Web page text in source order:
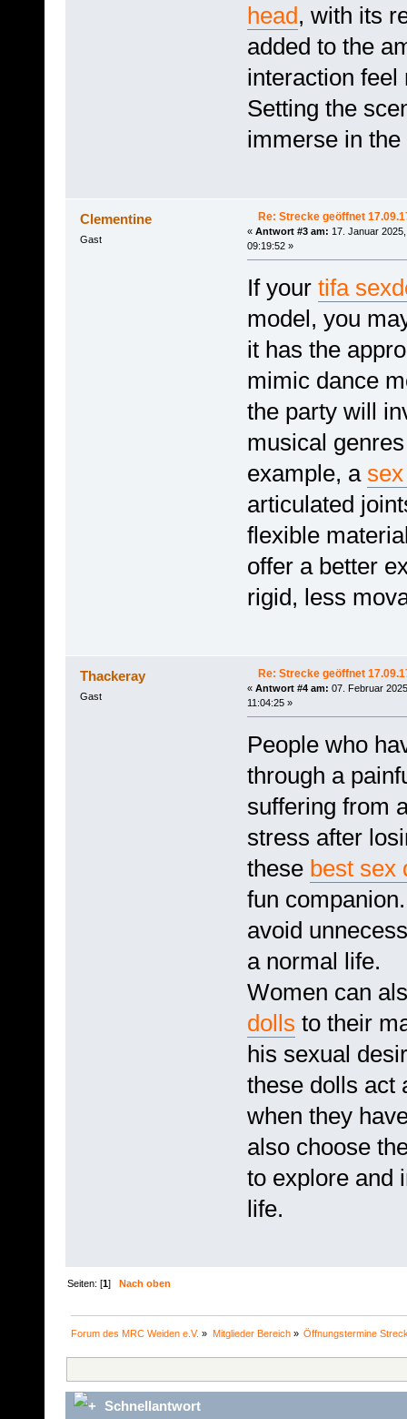
head, with its
added to the
interaction feel
Setting the
immerse in
Clementine
Gast
Re: Strecke geöffnet
« Antwort #3 am: 17. Januar 2025,
09:19:52 »
If your tifa
model, you
it has the
mimic dance
the party will
musical
example, a
articulated
flexible
offer a better
rigid, less
Thackeray
Gast
Re: Strecke geöffnet
« Antwort #4 am: 07. Februar
11:04:25 »
People who
through a
suffering from
stress after
these best sex
fun
avoid
a normal life.
Women can
dolls to their
his sexual
these dolls act
when they
also choose
to explore and
life.
Seiten: [1]Nach oben
Forum des MRC Weiden e.V. » Mitglieder Bereich» Öffnungstermine
Schnellantwort